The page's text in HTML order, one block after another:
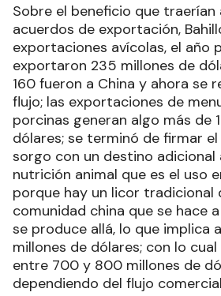
Sobre el beneficio que traerían
acuerdos de exportación,
exportaciones avícolas, el año
exportaron 235 millones de
160 fueron a China y ahora se
flujo; las exportaciones de
porcinas generan algo más de
dólares; se terminó de firmar
sorgo con un destino adicional
nutrición animal que es el uso
porque hay un licor tradicional
comunidad china que se hace
se produce allá, lo que implica
millones de dólares; con lo
entre 700 y 800 millones de
dependiendo del flujo